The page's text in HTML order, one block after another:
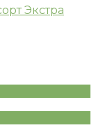
Экстра